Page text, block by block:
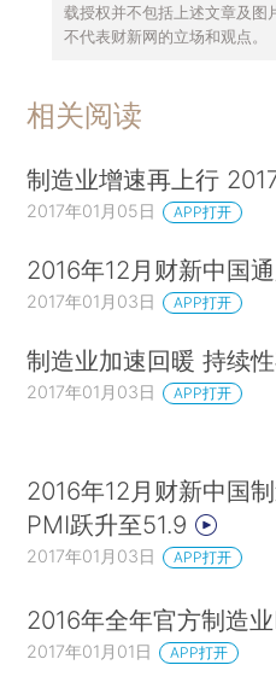
载授权并不包括上述文章及图
不代表财新网的立场和观点。
相关阅读
制造业增速再上行
2017年01月05日 APP打开
2016年12月财新中国
2017年01月03日 APP打开
制造业加速回暖 持续
2017年01月03日 APP打开
2016年12月财新中国
PMI跃升至51.9
2017年01月03日 APP打开
2016年全年官方制造
2017年01月01日 APP打开